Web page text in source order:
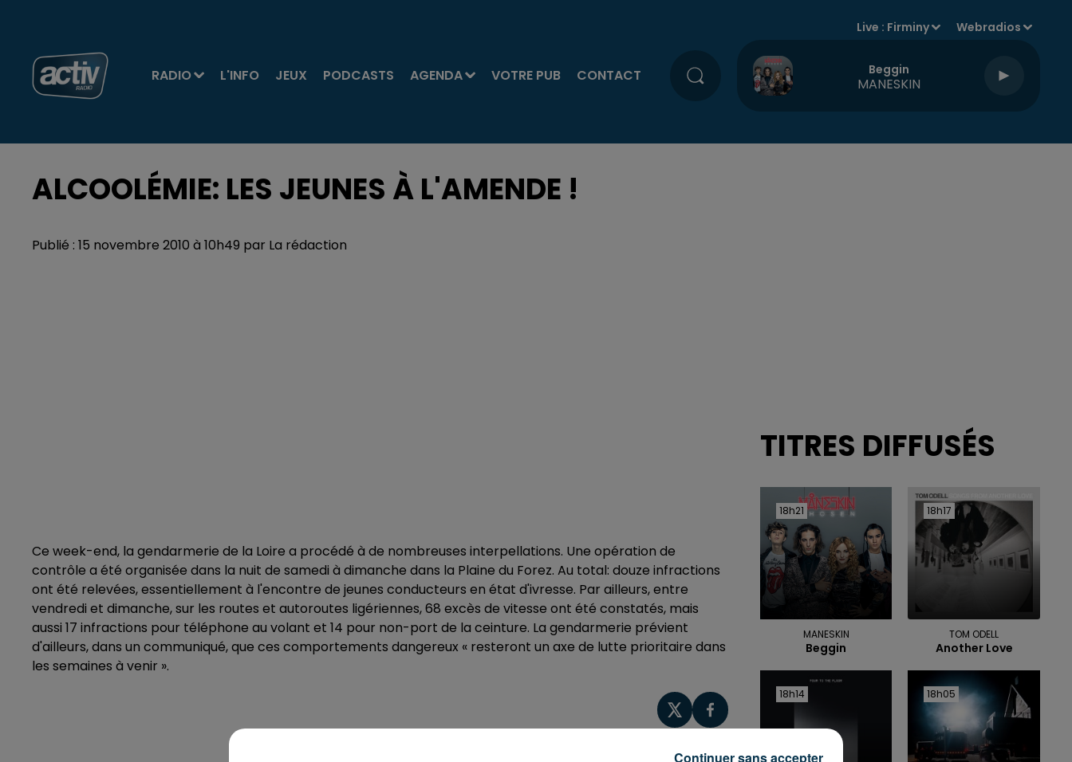
RADIO L'INFO JEUX PODCASTS AGENDA VOTRE PUB CONTACT
Live : Firminy Webradios
Beggin
MANESKIN
ALCOOLÉMIE: LES JEUNES À L'AMENDE !
Publié : 15 novembre 2010 à 10h49 par La rédaction
Ce week-end, la gendarmerie de la Loire a procédé à de nombreuses interpellations. Une opération de
contrôle a été organisée dans la nuit de samedi à dimanche dans la Plaine du Forez. Au total: douze infractions
ont été relevées, essentiellement à l'encontre de jeunes conducteurs en état d'ivresse. Par ailleurs, entre
vendredi et dimanche, sur les routes et autoroutes ligériennes, 68 excès de vitesse ont été constatés, mais
aussi 17 infractions pour téléphone au volant et 14 pour non-port de la ceinture. La gendarmerie prévient
d'ailleurs, dans un communiqué, que ces comportements dangereux « resteront un axe de lutte prioritaire dans
les semaines à venir ».
TITRES DIFFUSÉS
18h21
18h21
MANESKIN
Beggin
18h17
18h17
TOM ODELL
Another Love
18h14
18h14 18h05
18h05
Continuer sans accepter